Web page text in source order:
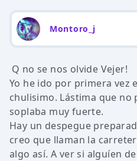
Montoro_j
Q no se nos olvide Vejer!
Yo he ido por primera vez
chulisimo. Lástima que
soplaba muy fuerte.
Hay un despegue
creo que llaman la
algo así. A ver si alguíen